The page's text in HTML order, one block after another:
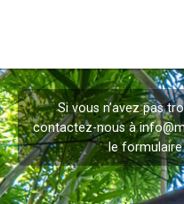
Si vous n’avez pas
contactez-nous à
le